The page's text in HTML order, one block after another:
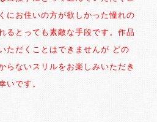
にお住いの方が欲しかった憧れの
るとっても素敵な手段です。作品
ただくことはできませんが どの
らないスリルをお楽しみいただき
いです。